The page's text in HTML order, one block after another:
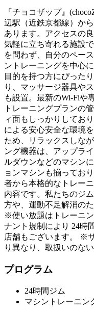
『チョコザップ』
辺駅（近鉄京都線）か
あります。アクセスの
気軽に立ち寄れる施設
を問わず、自分のペー
ントレーニングを中心
目的を持つ方にぴった
り、マッサージ器具や
も設置。最新のWi-Fiや
トレーニングプランの
ィ面もしっかりしてお
による安心安全な環境
ため、リラックスしな
ング機器は、アップラ
ルダウンなどのマシン
ョンマシンも揃ってお
者から本格的なトレー
内容です。私たちのジ
方や、運動不足解消の
※使い放題はトレーニ
ナント規制により 24時
店舗もございます。 ※
り異なり、取扱いのな
プログラム
24時間ジム
マシントレーニン